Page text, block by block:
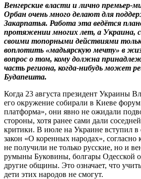
Венгерские власти и лично премьер-
Орбан очень много делают для
Закарпатья. Работа эта ведётся
протяжении многих лет, а Украина,
своими топорными действиями
воплотить «мадьярскую мечту» в
вопрос о том, кому должна
часть региона, когда-нибудь может
Будапешта.
Когда 23 августа президент Украины
его окружение собирали в Киеве
платформа», они явно не ожидали
стороны, хотя ранее сами дали
критики. В июле на Украине вступил в
закон «О коренных народах», согласно
не получили не только русские, но и
румыны Буковины, болгары Одесской
другие общины. Это означает, что
дети этих народов не смогут.